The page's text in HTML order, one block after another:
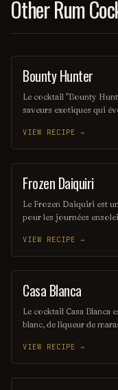
Other Rum
COCKTAIL
Bounty Hunter
Le cocktail "Bounty
saveurs exotiques qui
expérience
de cocktails d'été. Sa
font un véritable trésor
VIEW RECIPE →
ORDINARY DRINK
Frozen Daiquiri
Le Frozen Daiquiri est
pour les journées
pour une texture
une explosion de
VIEW RECIPE →
ORDINARY DRINK
Casa Blanca
Le cocktail Casa Blanca
blanc, de liqueur de
des saveurs exotiques
Sa présentation
amateurs de cocktails.
VIEW RECIPE →